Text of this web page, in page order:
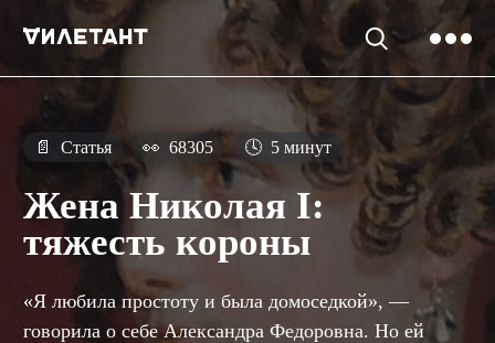
📄 Статья 👀 68305 🕓 5 минут
Жена Николая I:
тяжесть короны
«Я любила простоту и была домоседкой», —
говорила о себе Александра Федоровна. Но ей